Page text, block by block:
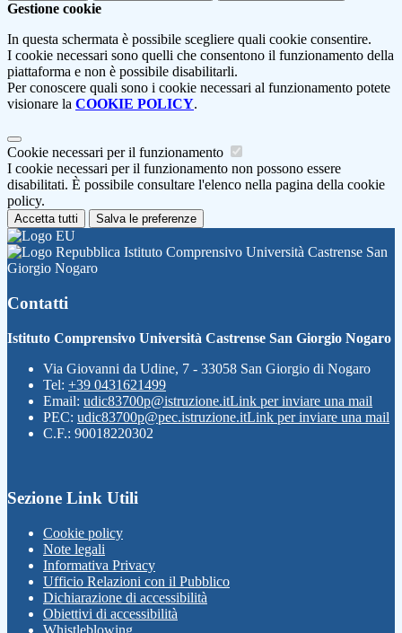
Gestione cookie
In questa schermata è possibile scegliere quali cookie consentire.
I cookie necessari sono quelli che consentono il funzionamento della
piattaforma e non è possibile disabilitarli.
Per conoscere quali sono i cookie necessari al funzionamento potete
visionare la COOKIE POLICY.
Cookie necessari per il funzionamento
I cookie necessari per il funzionamento non possono essere
disabilitati. È possibile consultare l'elenco nella pagina della cookie
policy.
Accetta tutti Salva le preferenze
Istituto Comprensivo Università Castrense San
Giorgio Nogaro
Contatti
Istituto Comprensivo Università Castrense San Giorgio Nogaro
Via Giovanni da Udine, 7 - 33058 San Giorgio di Nogaro
Tel: +39 0431621499
Email: udic83700p@istruzione.itLink per inviare una mail
PEC: udic83700p@pec.istruzione.itLink per inviare una mail
C.F.: 90018220302
Sezione Link Utili
Cookie policy
Note legali
Informativa Privacy
Ufficio Relazioni con il Pubblico
Dichiarazione di accessibilità
Obiettivi di accessibilità
Whistleblowing